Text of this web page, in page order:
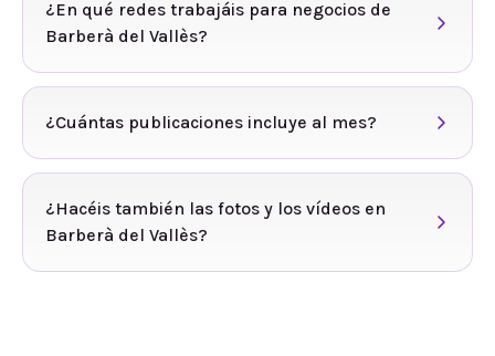
¿En qué redes trabajáis para negocios de
Barberà del Vallès?
¿Cuántas publicaciones incluye al mes?
¿Hacéis también las fotos y los vídeos en
Barberà del Vallès?